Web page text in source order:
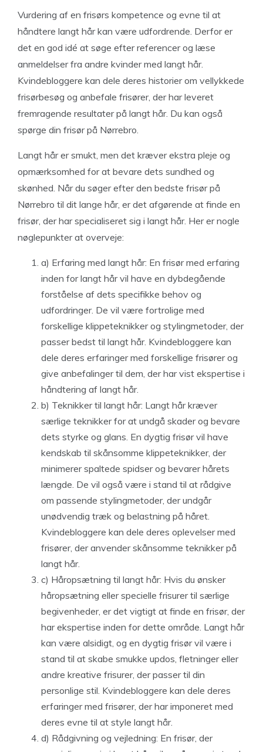
Vurdering af en frisørs kompetence og evne til at
håndtere langt hår kan være udfordrende. Derfor er
det en god idé at søge efter referencer og læse
anmeldelser fra andre kvinder med langt hår.
Kvindebloggere kan dele deres historier om vellykkede
frisørbesøg og anbefale frisører, der har leveret
fremragende resultater på langt hår. Du kan også
spørge din frisør på Nørrebro.
Langt hår er smukt, men det kræver ekstra pleje og
opmærksomhed for at bevare dets sundhed og
skønhed. Når du søger efter den bedste frisør på
Nørrebro til dit lange hår, er det afgørende at finde en
frisør, der har specialiseret sig i langt hår. Her er nogle
nøglepunkter at overveje:
a) Erfaring med langt hår: En frisør med erfaring
inden for langt hår vil have en dybdegående
forståelse af dets specifikke behov og
udfordringer. De vil være fortrolige med
forskellige klippeteknikker og stylingmetoder, der
passer bedst til langt hår. Kvindebloggere kan
dele deres erfaringer med forskellige frisører og
give anbefalinger til dem, der har vist ekspertise i
håndtering af langt hår.
b) Teknikker til langt hår: Langt hår kræver
særlige teknikker for at undgå skader og bevare
dets styrke og glans. En dygtig frisør vil have
kendskab til skånsomme klippeteknikker, der
minimerer spaltede spidser og bevarer hårets
længde. De vil også være i stand til at rådgive
om passende stylingmetoder, der undgår
unødvendig træk og belastning på håret.
Kvindebloggere kan dele deres oplevelser med
frisører, der anvender skånsomme teknikker på
langt hår.
c) Håropsætning til langt hår: Hvis du ønsker
håropsætning eller specielle frisurer til særlige
begivenheder, er det vigtigt at finde en frisør, der
har ekspertise inden for dette område. Langt hår
kan være alsidigt, og en dygtig frisør vil være i
stand til at skabe smukke updos, fletninger eller
andre kreative frisurer, der passer til din
personlige stil. Kvindebloggere kan dele deres
erfaringer med frisører, der har imponeret med
deres evne til at style langt hår.
d) Rådgivning og vejledning: En frisør, der